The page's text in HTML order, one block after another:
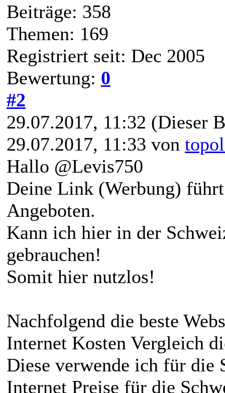
Beiträge: 358
Themen: 169
Registriert seit: Dec 2005
Bewertung: 0
#2
29.07.2017, 11:32 (Dieser
29.07.2017, 11:33 von
Hallo @Levis750
Deine Link (Werbung)
Angeboten.
Kann ich hier in der
gebrauchen!
Somit hier nutzlos!
Nachfolgend die beste
Internet Kosten Vergleich
Diese verwende ich für die
Internet Preise für die